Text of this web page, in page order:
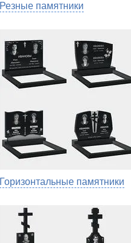
Резные памятники
Горизонтальные памятники